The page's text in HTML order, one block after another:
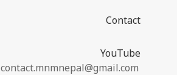
Contact
YouTube
contact.mnmnepal@gmail.com